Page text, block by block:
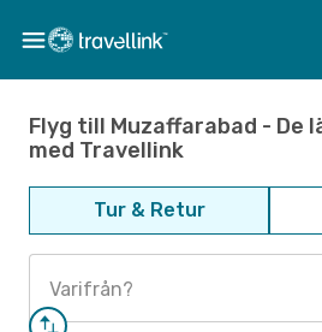
Flyg till Muzaffarabad - De
med Travellink
Tur & Retur
Varifrån?